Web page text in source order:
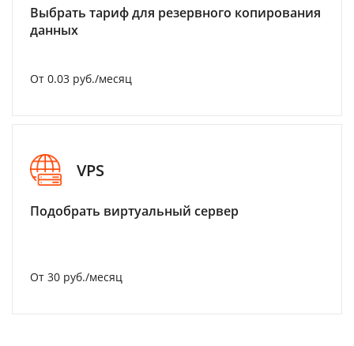
Выбрать тариф для резервного копирования
данных
От 0.03 руб./месяц
VPS
Подобрать виртуальный сервер
От 30 руб./месяц